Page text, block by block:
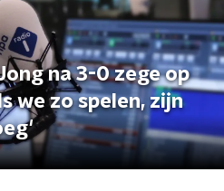
na 3-0 zege op
we zo spelen, zijn